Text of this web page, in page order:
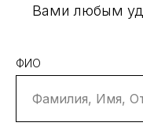
Вами любым
ФИО